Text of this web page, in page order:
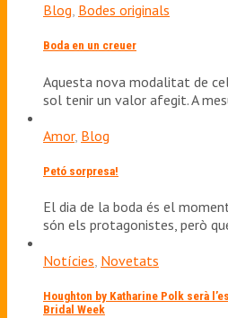
Blog, Bodes originals
Boda en un creuer
Aquesta nova modalitat de
sol tenir un valor afegit. A
Amor, Blog
Petó sorpresa!
El dia de la boda és el
són els protagonistes, però
Notícies Novetats
Houghton by Katharine Polk serà
Bridal Week